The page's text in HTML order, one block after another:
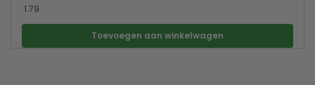
1.79
Toevoegen aan winkelwagen